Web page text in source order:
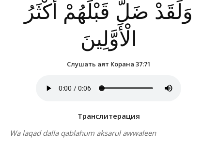
وَلَقَدْ ضَلَّ قَبْلَهُمْ أَكْثَرُ
الْأَوَّلِينَ
Слушать аят Корана 37:71
Транслитерация
Wa laqad dalla qablahum aksarul awwaleen